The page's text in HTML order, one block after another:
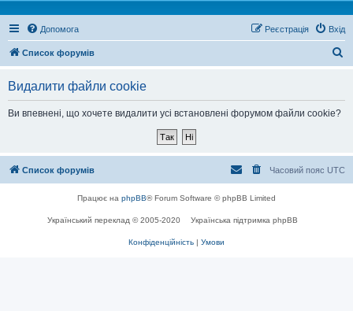
Допомога Вхід
Реєстрація
Список форумів
Видалити файли cookie
Ви впевнені, що хочете видалити усі встановлені форумом файли cookie?
Список форумів Часовий пояс UTC
Працює на phpBB® Forum Software © phpBB Limited
Український переклад © 2005-2020 Українська підтримка phpBB
Конфіденційність | Умови